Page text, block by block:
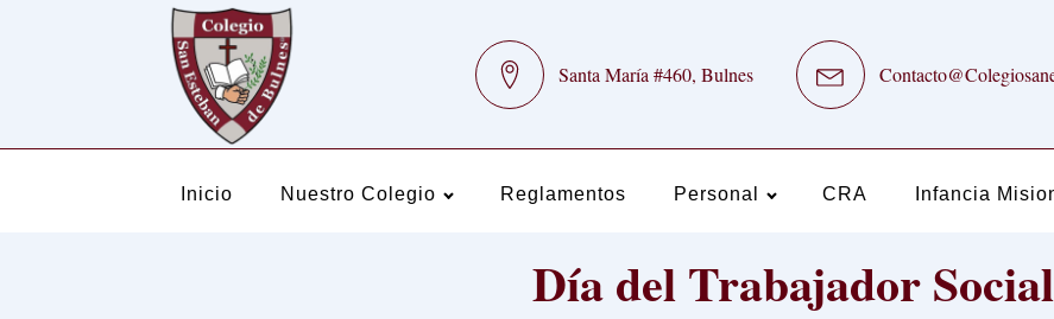
Santa María #460, Bulnes
Inicio Nuestro Colegio Reglamentos Personal CRA Infancia
Día del Trabajador Social